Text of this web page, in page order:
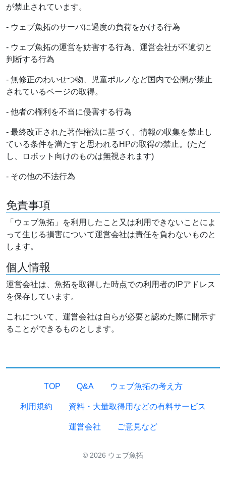
が禁止されています。
- ウェブ魚拓のサーバに過度の負荷をかける行為
- ウェブ魚拓の運営を妨害する行為、運営会社が不適切と
判断する行為
- 無修正のわいせつ物、児童ポルノなど国内で公開が禁止
されているページの取得。
- 他者の権利を不当に侵害する行為
- 最終改正された著作権法に基づく、情報の収集を禁止し
ている条件を満たすと思われるHPの取得の禁止。(ただ
し、ロボット向けのものは無視されます)
- その他の不法行為
免責事項
「ウェブ魚拓」を利用したこと又は利用できないことによ
って生じる損害について運営会社は責任を負わないものと
します。
個人情報
運営会社は、魚拓を取得した時点での利用者のIPアドレス
を保存しています。
これについて、運営会社は自らが必要と認めた際に開示す
ることができるものとします。
TOP Q&A ウェブ魚拓の考え方
利用規約 資料・大量取得用などの有料サービス
運営会社 ご意見など
© 2026 ウェブ魚拓